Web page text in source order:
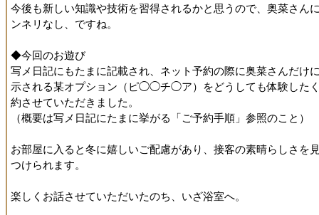
今後も新しい知識や技術を習得されるかと思うので、奥菜さん
ンネリなし、ですね。
◆今回のお遊び
写メ日記にもたまに記載され、ネット予約の際に奥菜さんだけ
示される某オプション（ピ◯◯チ◯ア）をどうしても体験した
約させていただきました。
（概要は写メ日記にたまに挙がる「ご予約手順」参照のこと）
お部屋に入ると冬に嬉しいご配慮があり、接客の素晴らしさを
つけられます。
楽しくお話させていただいたのち、いざ浴室へ。